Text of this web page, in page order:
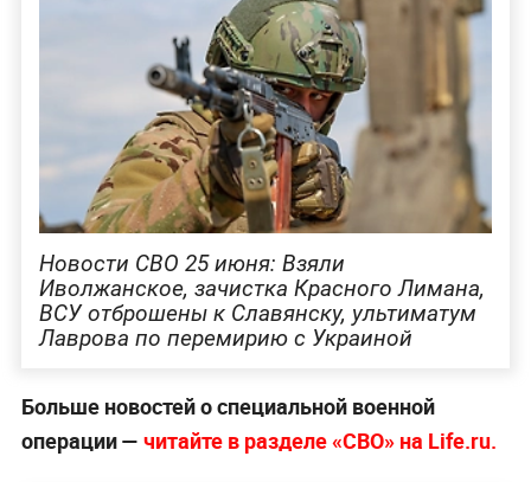
Новости СВО 25 июня: Взяли
Иволжанское, зачистка Красного Лимана,
ВСУ отброшены к Славянску, ультиматум
Лаврова по перемирию с Украиной
Больше новостей о специальной военной
операции — читайте в разделе «СВО» на Life.ru.